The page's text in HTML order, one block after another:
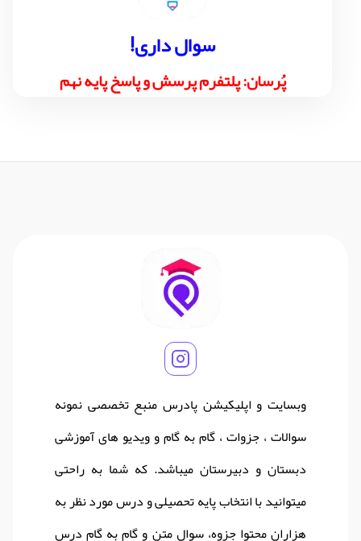
!سوال داری
پُرسان: پلتفرم پرسش و پاسخ پایه نهم
وبسایت و اپلیکیشن پادرس منبع تخصصی نمونه
سوالات ، جزوات ، گام به گام و ویدیو های آموزشی
دبستان و دبیرستان میباشد. که شما به راحتی
میتوانید با انتخاب پایه تحصیلی و درس مورد نظر به
هزاران محتوا جزوه، سوال متن و گام به گام درس